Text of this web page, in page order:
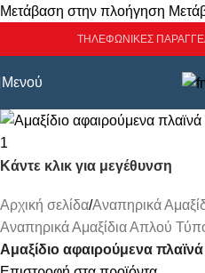
Μετάβαση στην πλοήγηση
ΤΗΛΕΦΩΝΙΚΕΣ
Μενού
Κάντε κλικ για μεγέθυνση
Αρχική σελίδα/Αναπηρικά
Αναπηρικά Αμαξίδια Απλού
Αμαξίδιο αφαιρούμενα